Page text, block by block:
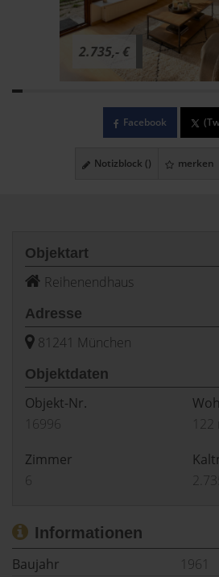
2.735,- €
Facebook
Notizblock () merken
Objektart
Reihenendhaus
Adresse
81241 München
Objektdaten
Objekt-Nr.
16996
122
Zimmer
6
Informationen
Baujahr
1961